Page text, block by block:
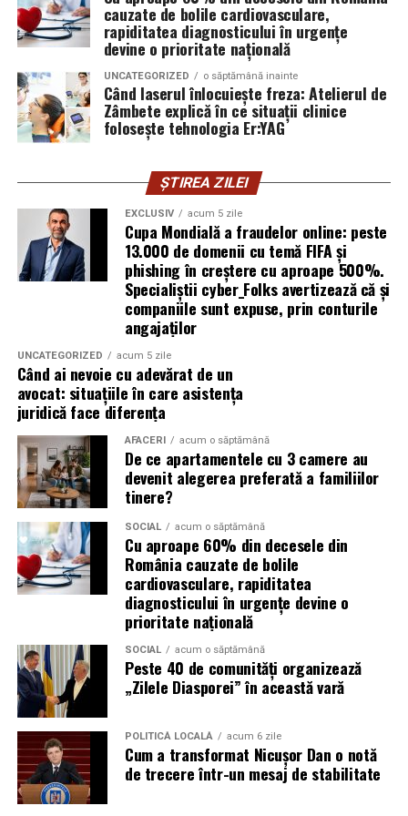
introducă parola pe o pagină clonată. În acel moment,
vigilența utilizatorului rămâne prima linie de apărare”,
explică Horațiu Șimon, Chief Technology Officer
cyber_Folks România.
Subiectul a fost semnalat și de FBI, care a inclus în
turneului, de la fraude online și furtul datelor până la
operațiuni de dezinformare.
Avertismentele publice s-au concentrat în principal
asupra fanilor și infrastructurii orașelor gazdă, însă
specialiștii atrag atenția că firmele pot fi afectate
inclusiv atunci când nu au nicio legătură directă cu
industria sportului, turismului sau vânzarea de bilete.
Atacurile sunt mai eficiente în contextul
evenimentelor globale
Campaniile de phishing asociate evenimentelor
importante profită de interesul public ridicat, de
presiunea timpului și de teama utilizatorilor că ar putea
pierde o ofertă sau o oportunitate. Mesajele care anunță
ultimele bilete disponibile, acces limitat la o transmisie
sau câștigarea unui premiu pot determina utilizatorii să
reacționeze înainte de a verifica sursa.
Turneul se încheie pe 19 iulie, iar specialiștii anticipează
o intensificare a activității frauduloase în perioada
transmisiunile pirat, biletele revândute, pariurile,
tombolele, concursurile și falsele oferte de călătorie.
Pentru a răspunde riscurilor tot mai complexe,
cyber_Folks a lansat la finalul lunii iunie robo_Folks,
primul asistent AI integrat într-un panou de hosting
din România. Acesta poate efectua, la cererea
utilizatorului, un audit al securității site-ului, care
cauzate de bolile cardiovasculare,
rapiditatea diagnosticului în urgențe
devine o prioritate națională
UNCATEGORIZED o săptămână inainte
Când laserul înlocuiește freza: Atelierul de
Zâmbete explică în ce situații clinice
folosește tehnologia Er:YAG
ȘTIREA ZILEI
EXCLUSIV acum 5 zile
Cupa Mondială a fraudelor online: peste
13.000 de domenii cu temă FIFA și
phishing în creștere cu aproape 500%.
Specialiștii cyber_Folks avertizează că și
companiile sunt expuse, prin conturile
angajaților
UNCATEGORIZED acum 5 zile
Când ai nevoie cu adevărat de un
avocat: situațiile în care asistența
juridică face diferența
AFACERI acum o săptămână
De ce apartamentele cu 3 camere au
devenit alegerea preferată a familiilor
tinere?
SOCIAL acum o săptămână
Cu aproape 60% din decesele din
România cauzate de bolile
cardiovasculare, rapiditatea
diagnosticului în urgențe devine o
prioritate națională
SOCIAL acum o săptămână
Peste 40 de comunități organizează
„Zilele Diasporei” în această vară
POLITICĂ LOCALĂ acum 6 zile
Cum a transformat Nicușor Dan o notă
de trecere într-un mesaj de stabilitate